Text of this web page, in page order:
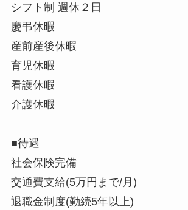
シフト制 週休２日
慶弔休暇
産前産後休暇
育児休暇
看護休暇
介護休暇
■待遇
社会保険完備
交通費支給(5万円まで/月)
退職金制度(勤続5年以上)